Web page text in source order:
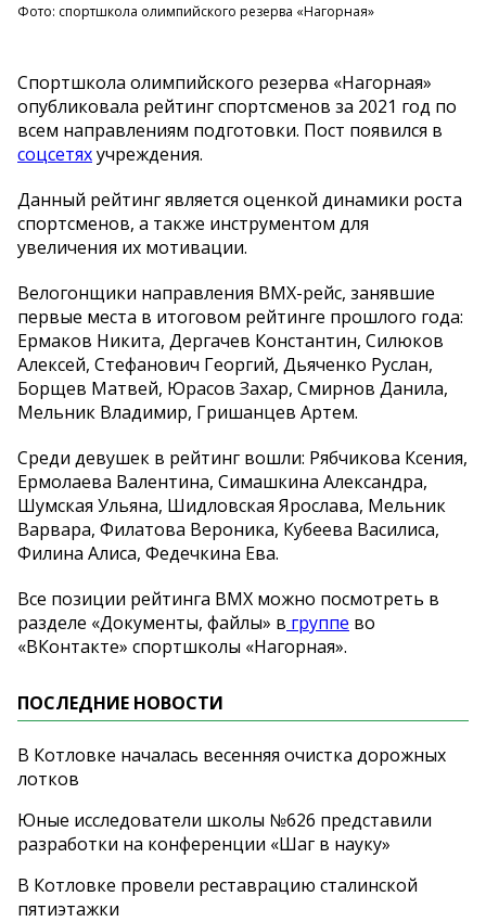
Фото: спортшкола олимпийского резерва «Нагорная»
Спортшкола олимпийского резерва «Нагорная»
опубликовала рейтинг спортсменов за 2021 год по
всем направлениям подготовки. Пост появился в
соцсетяхучреждения.
Данный рейтинг является оценкой динамики роста
спортсменов, а также инструментом для
увеличения их мотивации.
Велогонщики направления ВМХ-рейс, занявшие
первые места в итоговом рейтинге прошлого года:
Ермаков Никита, Дергачев Константин, Силюков
Алексей, Стефанович Георгий, Дьяченко Руслан,
Борщев Матвей, Юрасов Захар, Смирнов Данила,
Мельник Владимир, Гришанцев Артем.
Среди девушек в рейтинг вошли: Рябчикова Ксения,
Ермолаева Валентина, Симашкина Александра,
Шумская Ульяна, Шидловская Ярослава, Мельник
Варвара, Филатова Вероника, Кубеева Василиса,
Филина Алиса, Федечкина Ева.
Все позиции рейтинга ВМХ можно посмотреть в
разделе «Документы, файлы» в группе во
«ВКонтакте» спортшколы «Нагорная».
ПОСЛЕДНИЕ НОВОСТИ
В Котловке началась весенняя очистка дорожных
лотков
Юные исследователи школы №626 представили
разработки на конференции «Шаг в науку»
В Котловке провели реставрацию сталинской
пятиэтажки